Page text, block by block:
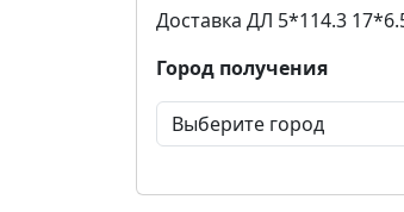
Доставка ДЛ 5*114.3
Город получения